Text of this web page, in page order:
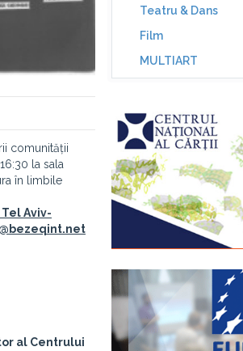
comunității
la sala
în limbile
Aviv-
al Centrului
Teatru & Dans
Film
MULTIART